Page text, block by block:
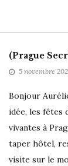
(Prague
5 novembre
Bonjour
idée, les fêtes
vivantes à
taper hôtel,
visite sur le